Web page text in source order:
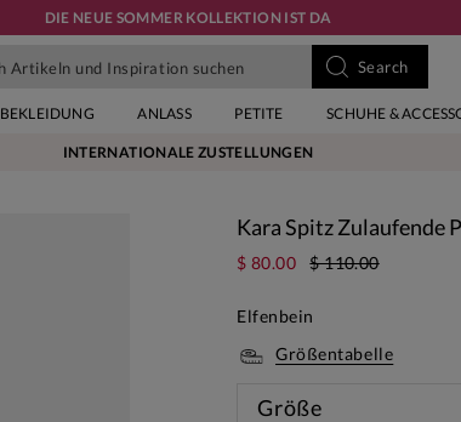
DIE NEUE SOMMER KOLLEKTION IST DA
BEKLEIDUNG ANLASS PETITE SCHUHE &
INTERNATIONALE ZUSTELLUNGEN
Kara Spitz Zulaufende
$ 80.00 $ 110.00
Elfenbein
Größentabelle
Größe